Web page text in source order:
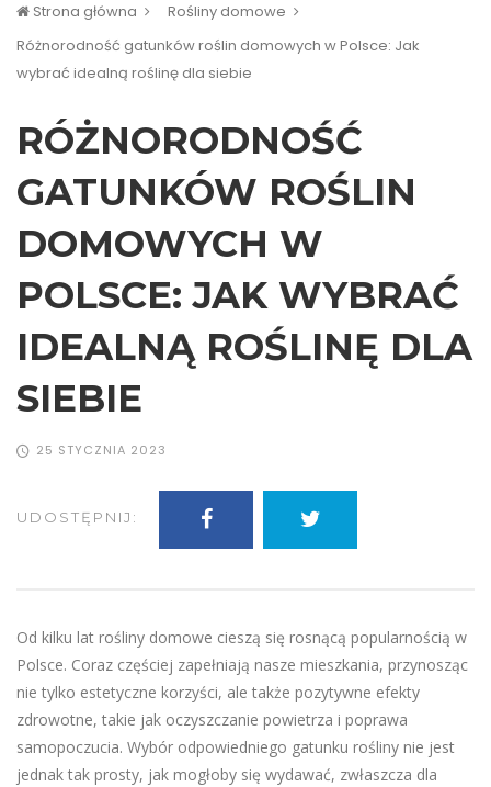
Strona główna
Rośliny domowe
Różnorodność gatunków roślin domowych w Polsce: Jak
wybrać idealną roślinę dla siebie
RÓŻNORODNOŚĆ
GATUNKÓW ROŚLIN
DOMOWYCH W
POLSCE: JAK WYBRAĆ
IDEALNĄ ROŚLINĘ DLA
SIEBIE
25 STYCZNIA 2023
UDOSTĘPNIJ:
Od kilku lat rośliny domowe cieszą się rosnącą popularnością w
Polsce. Coraz częściej zapełniają nasze mieszkania, przynosząc
nie tylko estetyczne korzyści, ale także pozytywne efekty
zdrowotne, takie jak oczyszczanie powietrza i poprawa
samopoczucia. Wybór odpowiedniego gatunku rośliny nie jest
jednak tak prosty, jak mogłoby się wydawać, zwłaszcza dla